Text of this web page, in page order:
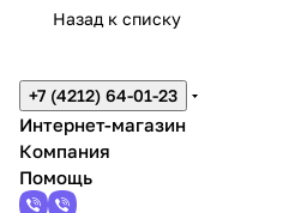
Назад к списку
+7 (4212) 64-01-23
Интернет-магазин
Компания
Помощь